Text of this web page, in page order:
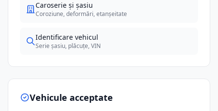
Caroserie și șasiu
Coroziune, deformări, etanșeitate
Identificare vehicul
Serie șasiu, plăcuțe, VIN
Vehicule acceptate